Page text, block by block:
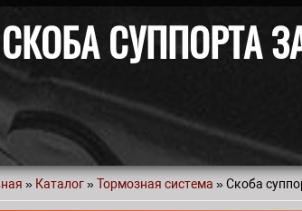
СКОБА СУППОРТА
» Каталог»Тормозная система » Скоба